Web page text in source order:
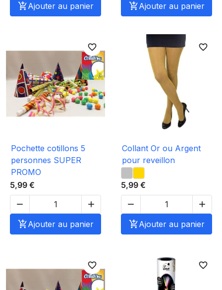
Ajouter au panier
Ajouter au panier
favorite_border
Pochette cotillons 5
personnes SUPER
PROMO
5,99 €


Ajouter au panier
favorite_border
Collant Or ou Argent
pour reveillon
5,99 €


Ajouter au panier
favorite_border favorite_border